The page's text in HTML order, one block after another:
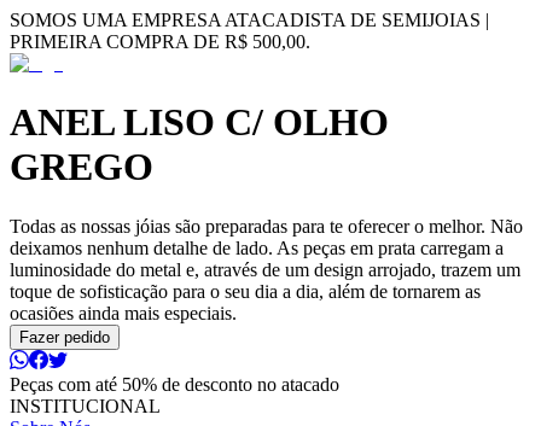
SOMOS UMA EMPRESA ATACADISTA DE SEMIJOIAS |
PRIMEIRA COMPRA DE R$ 500,00.
ANEL LISO C/ OLHO
GREGO
Todas as nossas jóias são preparadas para te oferecer o melhor. Não
deixamos nenhum detalhe de lado. As peças em prata carregam a
luminosidade do metal e, através de um design arrojado, trazem um
toque de sofisticação para o seu dia a dia, além de tornarem as
ocasiões ainda mais especiais.
Fazer pedido
Peças com até 50% de desconto no atacado
INSTITUCIONAL